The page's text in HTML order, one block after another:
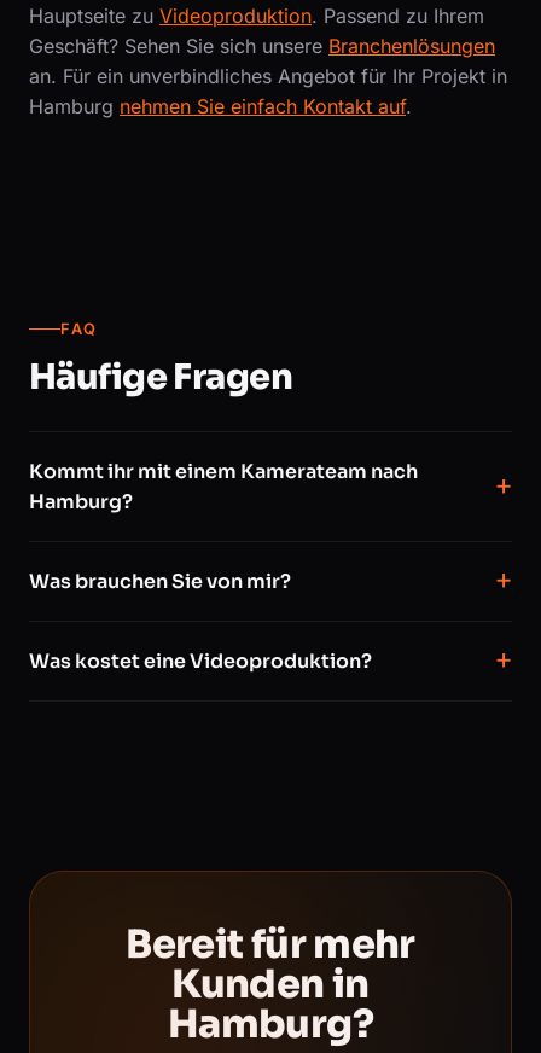
Hauptseite zu Videoproduktion. Passend zu Ihrem
Geschäft? Sehen Sie sich unsere Branchenlösungen
an. Für ein unverbindliches Angebot für Ihr Projekt in
Hamburg nehmen Sie einfach Kontakt auf.
FAQ
Häufige Fragen
Kommt ihr mit einem Kamerateam nach
Hamburg?
Was brauchen Sie von mir?
Was kostet eine Videoproduktion?
Bereit für mehr
Kunden in
Hamburg?